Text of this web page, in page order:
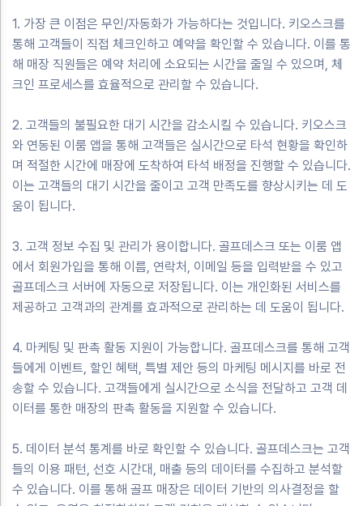
1. 가장 큰 이점은 무인/자동화가 가능하다는 것입니다. 키오스크를
통해 고객들이 직접 체크인하고 예약을 확인할 수 있습니다. 이를 통
해 매장 직원들은 예약 처리에 소요되는 시간을 줄일 수 있으며, 체
크인 프로세스를 효율적으로 관리할 수 있습니다.
2. 고객들의 불필요한 대기 시간을 감소시킬 수 있습니다. 키오스크
와 연동된 이룸 앱을 통해 고객들은 실시간으로 타석 현황을 확인하
며 적절한 시간에 매장에 도착하여 타석 배정을 진행할 수 있습니다.
이는 고객들의 대기 시간을 줄이고 고객 만족도를 향상시키는 데 도
움이 됩니다.
3. 고객 정보 수집 및 관리가 용이합니다. 골프데스크 또는 이룸 앱
에서 회원가입을 통해 이름, 연락처, 이메일 등을 입력받을 수 있고
골프데스크 서버에 자동으로 저장됩니다. 이는 개인화된 서비스를
제공하고 고객과의 관계를 효과적으로 관리하는 데 도움이 됩니다.
4. 마케팅 및 판촉 활동 지원이 가능합니다. 골프데스크를 통해 고객
들에게 이벤트, 할인 혜택, 특별 제안 등의 마케팅 메시지를 바로 전
송할 수 있습니다. 고객들에게 실시간으로 소식을 전달하고 고객 데
이터를 통한 매장의 판촉 활동을 지원할 수 있습니다.
5. 데이터 분석 통계를 바로 확인할 수 있습니다. 골프데스크는 고객
들의 이용 패턴, 선호 시간대, 매출 등의 데이터를 수집하고 분석할
수 있습니다. 이를 통해 골프 매장은 데이터 기반의 의사결정을 할